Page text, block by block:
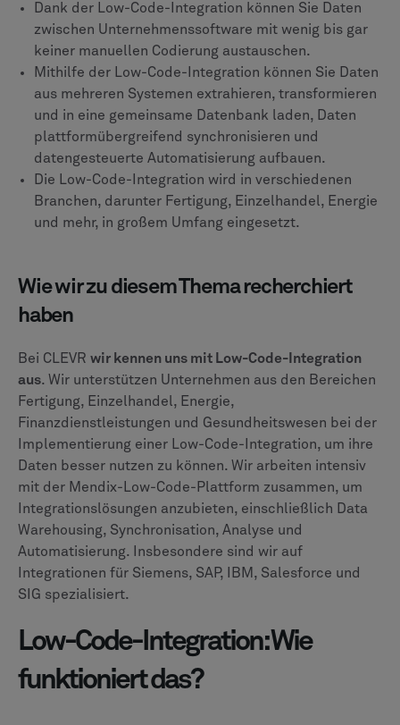
Dank der Low-Code-Integration können Sie Daten
zwischen Unternehmenssoftware mit wenig bis gar
keiner manuellen Codierung austauschen.
Mithilfe der Low-Code-Integration können Sie Daten
aus mehreren Systemen extrahieren, transformieren
und in eine gemeinsame Datenbank laden, Daten
plattformübergreifend synchronisieren und
datengesteuerte Automatisierung aufbauen.
Die Low-Code-Integration wird in verschiedenen
Branchen, darunter Fertigung, Einzelhandel, Energie
und mehr, in großem Umfang eingesetzt.
Wie wir zu diesem Thema recherchiert
haben
Bei CLEVR wir kennen uns mit Low-Code-Integration
aus. Wir unterstützen Unternehmen aus den Bereichen
Fertigung, Einzelhandel, Energie,
Finanzdienstleistungen und Gesundheitswesen bei der
Implementierung einer Low-Code-Integration, um ihre
Daten besser nutzen zu können. Wir arbeiten intensiv
mit der Mendix-Low-Code-Plattform zusammen, um
Integrationslösungen anzubieten, einschließlich Data
Warehousing, Synchronisation, Analyse und
Automatisierung. Insbesondere sind wir auf
Integrationen für Siemens, SAP, IBM, Salesforce und
SIG spezialisiert.
Low-Code-Integration: Wie
funktioniert das?